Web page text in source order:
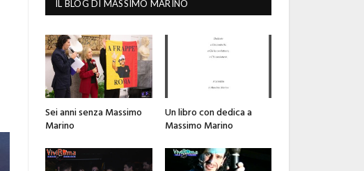
IL BLOG DI MASSIMO MARINO
Sei anni senza Massimo
Marino
Un libro con dedica a
Massimo Marino